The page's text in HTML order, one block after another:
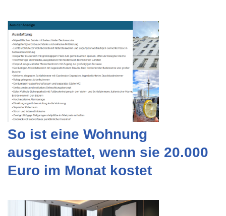
So ist eine Wohnung
ausgestattet, wenn sie 20.000
Euro im Monat kostet